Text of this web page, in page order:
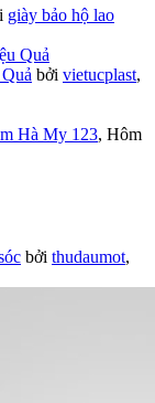
giày bảo hộ lao
bởi vietucplast,
Hà My 123, Hôm
bởi thudaumot,